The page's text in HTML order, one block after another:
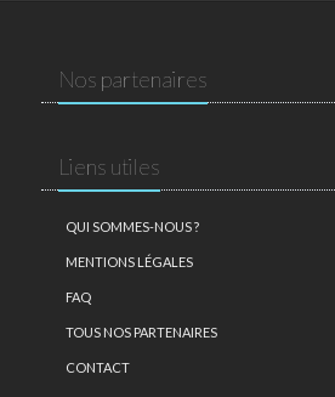
Nos partenaires
Liens utiles
QUI SOMMES-NOUS ?
MENTIONS LÉGALES
FAQ
TOUS NOS PARTENAIRES
CONTACT